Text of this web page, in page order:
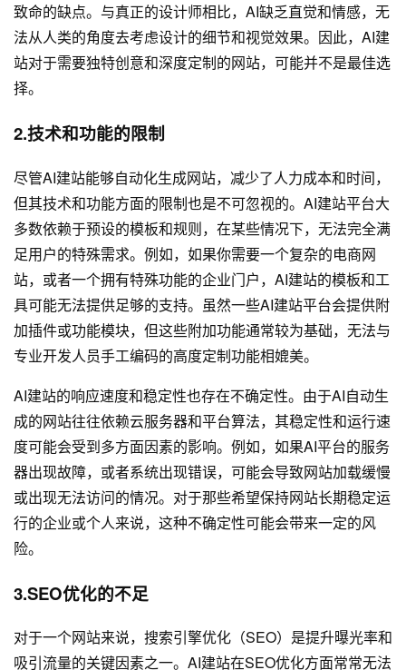
致命的缺点。与真正的设计师相比，AI缺乏直觉和情感，无
法从人类的角度去考虑设计的细节和视觉效果。因此，AI建
站对于需要独特创意和深度定制的网站，可能并不是最佳选
择。
2.技术和功能的限制
尽管AI建站能够自动化生成网站，减少了人力成本和时间，
但其技术和功能方面的限制也是不可忽视的。AI建站平台大
多数依赖于预设的模板和规则，在某些情况下，无法完全满
足用户的特殊需求。例如，如果你需要一个复杂的电商网
站，或者一个拥有特殊功能的企业门户，AI建站的模板和工
具可能无法提供足够的支持。虽然一些AI建站平台会提供附
加插件或功能模块，但这些附加功能通常较为基础，无法与
专业开发人员手工编码的高度定制功能相媲美。
AI建站的响应速度和稳定性也存在不确定性。由于AI自动生
成的网站往往依赖云服务器和平台算法，其稳定性和运行速
度可能会受到多方面因素的影响。例如，如果AI平台的服务
器出现故障，或者系统出现错误，可能会导致网站加载缓慢
或出现无法访问的情况。对于那些希望保持网站长期稳定运
行的企业或个人来说，这种不确定性可能会带来一定的风
险。
3.SEO优化的不足
对于一个网站来说，搜索引擎优化（SEO）是提升曝光率和
吸引流量的关键因素之一。AI建站在SEO优化方面常常无法